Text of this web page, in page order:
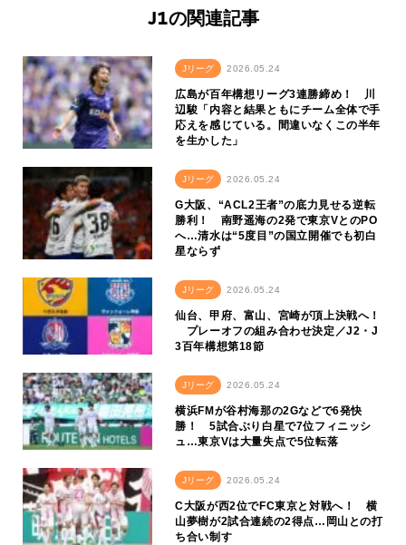
J1の関連記事
Jリーグ 2026.05.24
広島が百年構想リーグ3連勝締め！ 川
辺駿「内容と結果ともにチーム全体で手
応えを感じている。間違いなくこの半年
を生かした」
Jリーグ 2026.05.24
G大阪、“ACL2王者”の底力見せる逆転
勝利！ 南野遥海の2発で東京VとのPO
へ…清水は“5度目”の国立開催でも初白
星ならず
Jリーグ 2026.05.24
仙台、甲府、富山、宮崎が頂上決戦へ！
プレーオフの組み合わせ決定／J2・J
3百年構想第18節
Jリーグ 2026.05.24
横浜FMが谷村海那の2Gなどで6発快
勝！ 5試合ぶり白星で7位フィニッシ
ュ…東京Vは大量失点で5位転落
Jリーグ 2026.05.24
C大阪が西2位でFC東京と対戦へ！ 横
山夢樹が2試合連続の2得点…岡山との打
ち合い制す